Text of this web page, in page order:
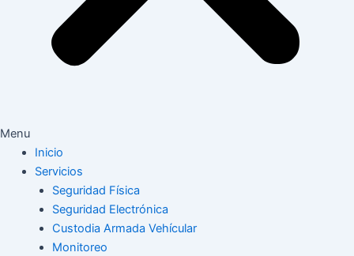
Menu
Inicio
Servicios
Seguridad Física
Seguridad Electrónica
Custodia Armada Vehícular
Monitoreo